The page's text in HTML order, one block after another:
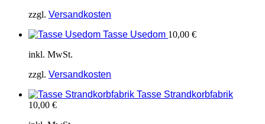
zzgl. Versandkosten
Tasse Usedom 10,00 €
inkl. MwSt.
zzgl. Versandkosten
Tasse Strandkorbfabrik
10,00 €